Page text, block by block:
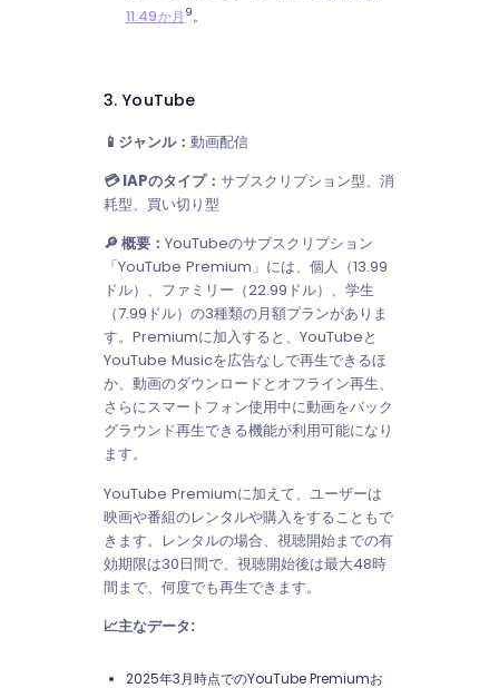
11.49か月 9。
3. YouTube
📱ジャンル： 動画配信
💳 IAPのタイプ： サブスクリプション型、消
耗型、買い切り型
🔎 概要： YouTubeのサブスクリプション
「YouTube Premium」には、個人（13.99
ドル）、ファミリー（22.99ドル）、学生
（7.99ドル）の3種類の月額プランがありま
す。Premiumに加入すると、YouTubeと
YouTube Musicを広告なしで再生できるほ
か、動画のダウンロードとオフライン再生、
さらにスマートフォン使用中に動画をバック
グラウンド再生できる機能が利用可能になり
ます。
YouTube Premiumに加えて、ユーザーは
映画や番組のレンタルや購入をすることもで
きます。レンタルの場合、視聴開始までの有
効期限は30日間で、視聴開始後は最大48時
間まで、何度でも再生できます。
📈主なデータ:
2025年3月時点でのYouTube Premiumお